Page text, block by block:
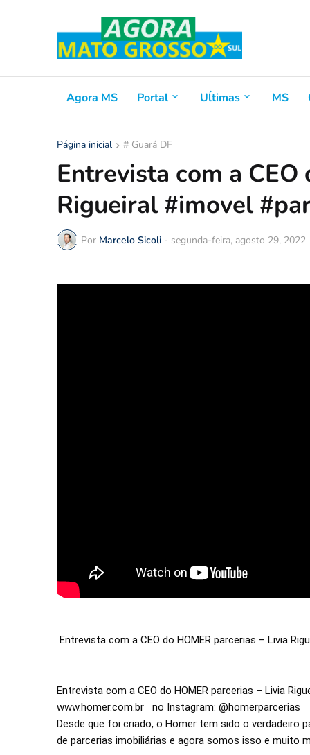
Agora MS Portal Uĺtimas MS
Página inicial # Guará DF
Entrevista com a
Rigueiral #imovel
Por Marcelo Sicoli - segunda-feira, agosto 29, 2022
Entrevista com a CEO do HOMER parcerias – Livia
Entrevista com a CEO do HOMER parcerias – Livia
www.homer.com.br   no Instagram: @homerparcerias
Desde que foi criado, o Homer tem sido o verdadeiro
de parcerias imobiliárias e agora somos isso e muito